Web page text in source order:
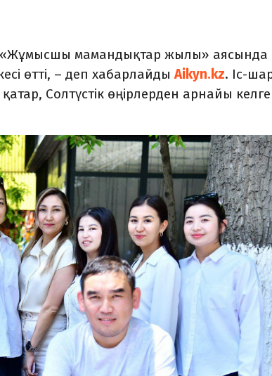
мамандықтар жылы» аясында
өтті, – деп хабарлайдыAikyn.kz. Іс-
Солтүстік өңірлерден арнайы